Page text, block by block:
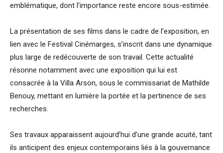
emblématique, dont l’importance reste encore sous-estimée.
La présentation de ses films dans le cadre de l’exposition, en
lien avec le Festival Cinémarges, s’inscrit dans une dynamique
plus large de redécouverte de son travail. Cette actualité
résonne notamment avec une exposition qui lui est
consacrée à la Villa Arson, sous le commissariat de Mathilde
Benouy, mettant en lumière la portée et la pertinence de ses
recherches.
Ses travaux apparaissent aujourd’hui d’une grande acuité, tant
ils anticipent des enjeux contemporains liés à la gouvernance